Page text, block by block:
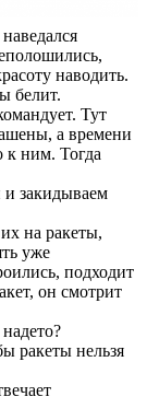
наводить.
белит.
Тут
а времени
к ним. Тогда
и закидываем
на ракеты,
уже
подходит
он смотрит
ракеты нельзя